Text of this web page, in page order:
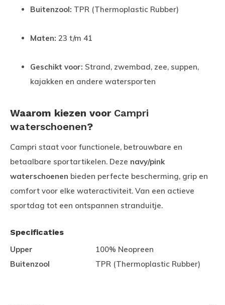
Buitenzool: TPR (Thermoplastic Rubber)
Maten: 23 t/m 41
Geschikt voor: Strand, zwembad, zee, suppen,
kajakken en andere watersporten
Waarom kiezen voor Campri
waterschoenen?
Campri staat voor functionele, betrouwbare en
betaalbare sportartikelen. Deze navy/pink
waterschoenen bieden perfecte bescherming, grip en
comfort voor elke wateractiviteit. Van een actieve
sportdag tot een ontspannen stranduitje.
Specificaties
Upper
100% Neopreen
Buitenzool
TPR (Thermoplastic Rubber)